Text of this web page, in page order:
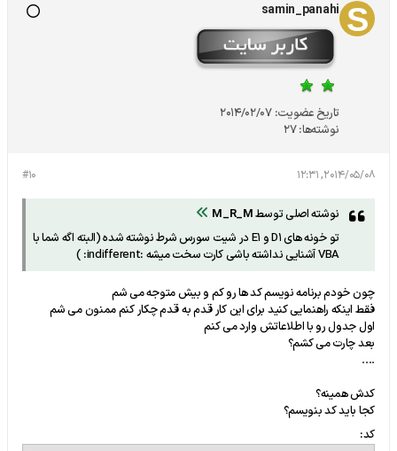
samin_panahi
تاریخ عضویت: 2014/02/07
نوشته‌ها:27
#10 2014/05/08, 12:31
نوشته اصلی توسطM_R_M
تو خونه های D1 و E1 در شیت سورس شرط نوشته شده (البته اگه شما با
VBA آشنایی نداشته باشی کارت سخت میشه :indifferent: )
چون خودم برنامه نویسم کد ها رو کم و بیش متوجه می شم
فقط اینکه راهنمایی کنید برای این کار قدم به قدم چکار کنم ممنون می شم
اول جدول رو با اطلاعاتش وارد می کنم
بعد چارت می کشم؟
....
کدش همینه؟
کجا باید کد بنویسم؟
کد: